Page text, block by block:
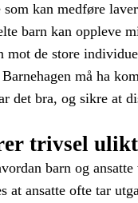
kan medføre
barn kan oppleve
mot de store
må ha
det bra, og sikre at
trivsel ulikt
barn og
at ansatte ofte tar